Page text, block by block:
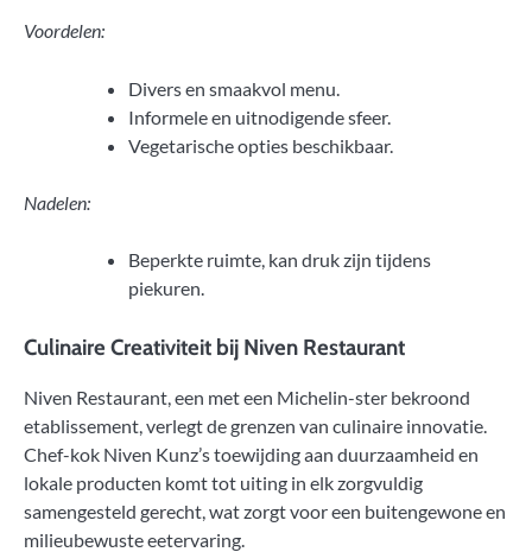
Voordelen:
Divers en smaakvol menu.
Informele en uitnodigende sfeer.
Vegetarische opties beschikbaar.
Nadelen:
Beperkte ruimte, kan druk zijn tijdens
piekuren.
Culinaire Creativiteit bij Niven Restaurant
Niven Restaurant, een met een Michelin-ster bekroond
etablissement, verlegt de grenzen van culinaire innovatie.
Chef-kok Niven Kunz’s toewijding aan duurzaamheid en
lokale producten komt tot uiting in elk zorgvuldig
samengesteld gerecht, wat zorgt voor een buitengewone en
milieubewuste eetervaring.